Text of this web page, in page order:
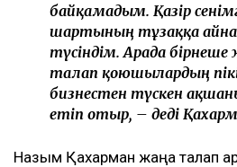
байқамадым. Қазір
шартының тұзаққа
түсіндім. Арада
талап қоюшылардың
бизнестен түскен
етіп отыр, – деді
Назым Қахарман жаңа талап